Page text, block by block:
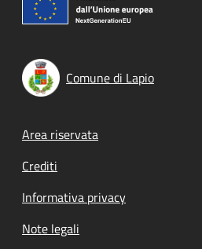
Comune di Lapio
Footer menu
Area riservata
Crediti
Informativa privacy
Note legali